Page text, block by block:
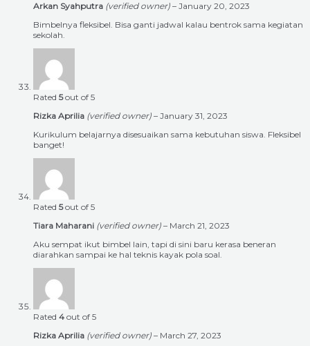
Arkan Syahputra (verified owner) – January 20, 2023
Bimbelnya fleksibel. Bisa ganti jadwal kalau bentrok sama kegiatan
sekolah.
Rated 5out of 5
Rizka Aprilia (verified owner) – January 31, 2023
Kurikulum belajarnya disesuaikan sama kebutuhan siswa. Fleksibel
banget!
Rated 5out of 5
Tiara Maharani (verified owner) – March 21, 2023
Aku sempat ikut bimbel lain, tapi di sini baru kerasa beneran
diarahkan sampai ke hal teknis kayak pola soal.
Rated 4 out of 5
Rizka Aprilia (verified owner) – March 27, 2023